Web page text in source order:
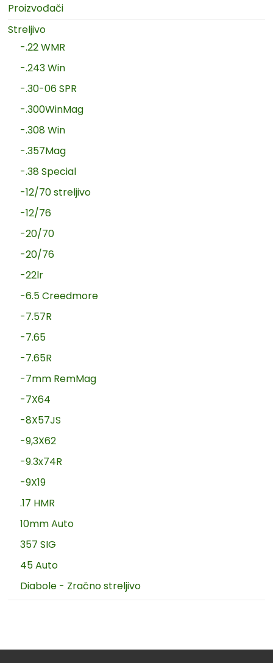
Proizvođači
Streljivo
-.22 WMR
-.243 Win
-.30-06 SPR
-.300WinMag
-.308 Win
-.357Mag
-.38 Special
-12/70 streljivo
-12/76
-20/70
-20/76
-22lr
-6.5 Creedmore
-7.57R
-7.65
-7.65R
-7mm RemMag
-7X64
-8X57JS
-9,3X62
-9.3x74R
-9X19
.17 HMR
10mm Auto
357 SIG
45 Auto
Diabole - Zračno streljivo